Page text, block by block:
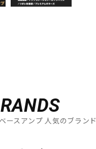
ースアンプ 人気のブランド